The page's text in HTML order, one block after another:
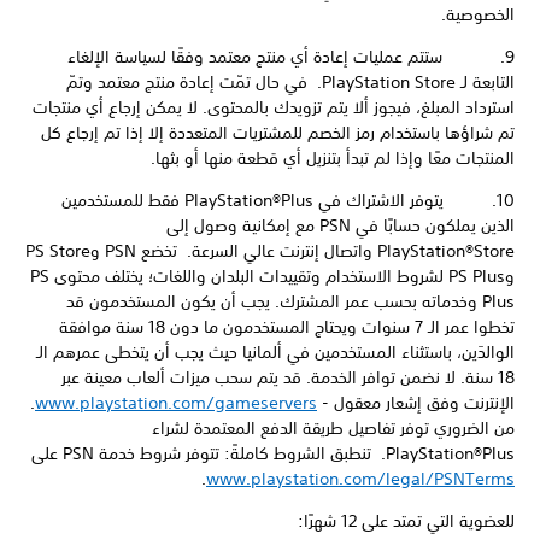
الخصوصية.
9. ستتم عمليات إعادة أي منتج معتمد وفقًا لسياسة الإلغاء
التابعة لـ PlayStation Store. في حال تمّت إعادة منتج معتمد وتمّ
استرداد المبلغ، فيجوز ألا يتم تزويدك بالمحتوى. لا يمكن إرجاع أي منتجات
تم شراؤها باستخدام رمز الخصم للمشتريات المتعددة إلا إذا تم إرجاع كل
المنتجات معًا وإذا لم تبدأ بتنزيل أي قطعة منها أو بثها.
10. يتوفر الاشتراك في PlayStation®Plus فقط للمستخدمين
الذين يملكون حسابًا في PSN مع إمكانية وصول إلى
PlayStation®Store واتصال إنترنت عالي السرعة. تخضع PSN وPS Store
وPS Plus لشروط الاستخدام وتقييدات البلدان واللغات؛ يختلف محتوى PS
Plus وخدماته بحسب عمر المشترك. يجب أن يكون المستخدمون قد
تخطوا عمر الـ 7 سنوات ويحتاج المستخدمون ما دون 18 سنة موافقة
الوالدَين، باستثناء المستخدمين في ألمانيا حيث يجب أن يتخطى عمرهم الـ
18 سنة. لا نضمن توافر الخدمة. قد يتم سحب ميزات ألعاب معينة عبر
الإنترنت وفق إشعار معقول - www.playstation.com/gameservers
.
من الضروري توفر تفاصيل طريقة الدفع المعتمدة لشراء
PlayStation®Plus. تنطبق الشروط كاملةً: تتوفر شروط خدمة PSN على
www.playstation.com/legal/PSNTerms
.
للعضوية التي تمتد على 12 شهرًا: